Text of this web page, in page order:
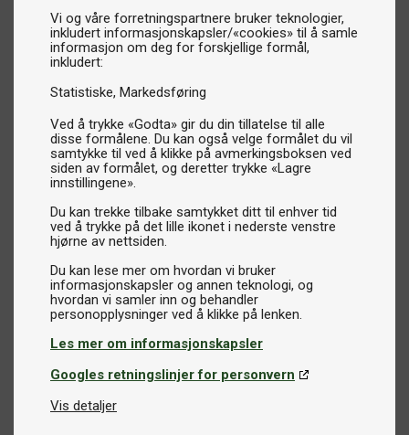
Vi og våre forretningspartnere bruker teknologier,
inkludert informasjonskapsler/«cookies» til å samle
informasjon om deg for forskjellige formål,
inkludert:
Statistiske Markedsføring
Ved å trykke «Godta» gir du din tillatelse til alle
disse formålene. Du kan også velge formålet du vil
samtykke til ved å klikke på avmerkingsboksen ved
siden av formålet, og deretter trykke «Lagre
innstillingene».
Du kan trekke tilbake samtykket ditt til enhver tid
ved å trykke på det lille ikonet i nederste venstre
hjørne av nettsiden.
Du kan lese mer om hvordan vi bruker
informasjonskapsler og annen teknologi, og
hvordan vi samler inn og behandler
Les mer om informasjonskapsler
Googles retningslinjer for personvern
Vis detaljer